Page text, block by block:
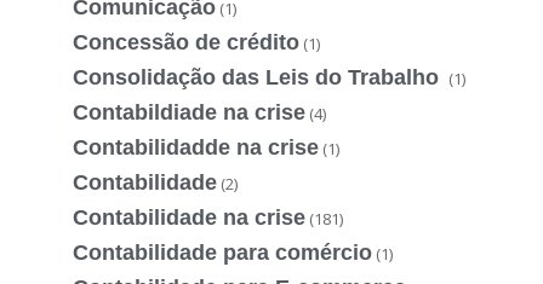
Comunicação (1)
Concessão de crédito (1)
Consolidação das Leis do Trabalho (1)
Contabildiade na crise (4)
Contabilidadde na crise (1)
Contabilidade (2)
Contabilidade na crise (181)
Contabilidade para comércio (1)